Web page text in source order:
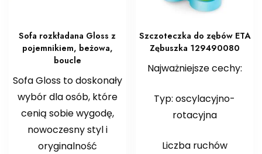
Sofa rozkładana Gloss z
pojemnikiem, beżowa,
boucle
Sofa Gloss to doskonały
wybór dla osób, które
cenią sobie wygodę,
nowoczesny styl i
oryginalność
Szczoteczka do zębów ETA
Zębuszka 129490080
Najważniejsze cechy:
Typ: oscylacyjno-
rotacyjna
Liczba ruchów